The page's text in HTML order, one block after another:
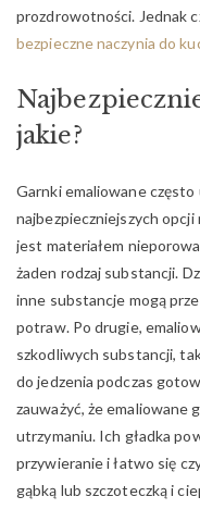
prozdrowotności. Jednak
bezpieczne naczynia do
jakie?
Garnki emaliowane często
najbezpieczniejszych opcji
jest materiałem
żaden rodzaj substancji.
inne substancje mogą
potraw. Po drugie,
szkodliwych substancji,
do jedzenia podczas
zauważyć, że emaliowane
utrzymaniu. Ich gładka
przywieranie i łatwo się
gąbką lub szczoteczką i